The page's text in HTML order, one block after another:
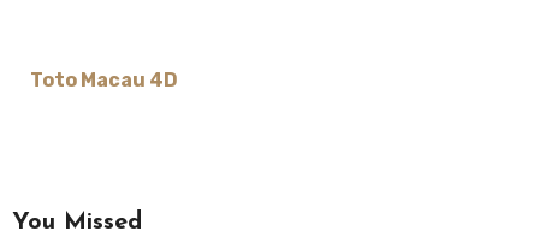
Toto Macau 4D
You Missed